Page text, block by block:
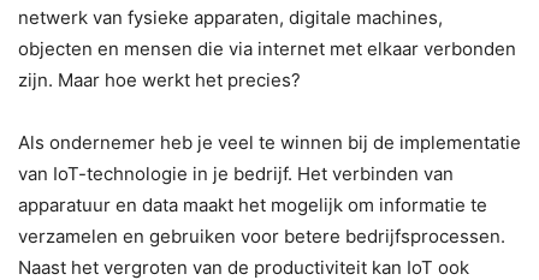
netwerk van fysieke apparaten, digitale machines,
objecten en mensen die via internet met elkaar verbonden
zijn. Maar hoe werkt het precies?
Als ondernemer heb je veel te winnen bij de implementatie
van IoT-technologie in je bedrijf. Het verbinden van
apparatuur en data maakt het mogelijk om informatie te
verzamelen en gebruiken voor betere bedrijfsprocessen.
Naast het vergroten van de productiviteit kan IoT ook